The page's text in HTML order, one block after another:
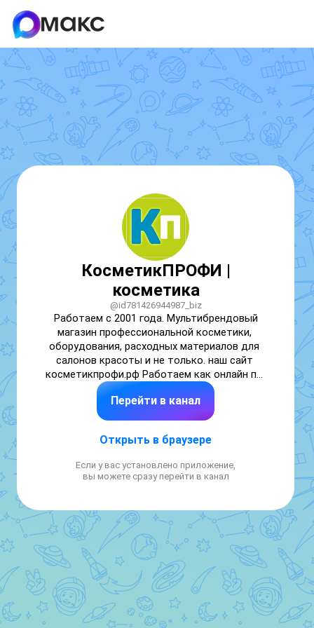
КосметикПРОФИ |
косметика
@id781426944987_biz
Работаем с 2001 года. Мультибрендовый
магазин профессиональной косметики,
оборудования, расходных материалов для
салонов красоты и не только. наш сайт
косметикпрофи.рф Работаем как онлайн по
всей стране, так и офлайн в г. Санкт-
Петербурге.
на все вопросы Вам смогут ответить
Влада 8(812)640-22-98
или пишите нам  @id781426944987_bot
Перейти в канал
Открыть в браузере
Если у вас установлено приложение,
вы можете сразу перейти в канал